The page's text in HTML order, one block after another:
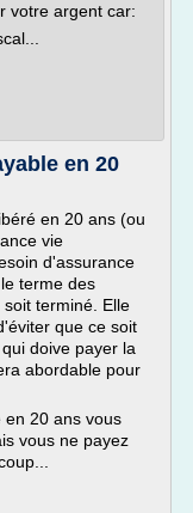
votre argent car:
en 20
en 20 ans (ou
vie
d'assurance
terme des
terminé. Elle
que ce soit
doive payer la
abordable pour
en 20 ans vous
vous ne payez